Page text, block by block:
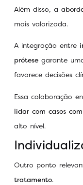
Além disso, a
mais valorizada.
A integração entre
prótese garante
favorece decisões
Essa colaboração
lidar com casos
alto nível.
Outro ponto
tratamento.